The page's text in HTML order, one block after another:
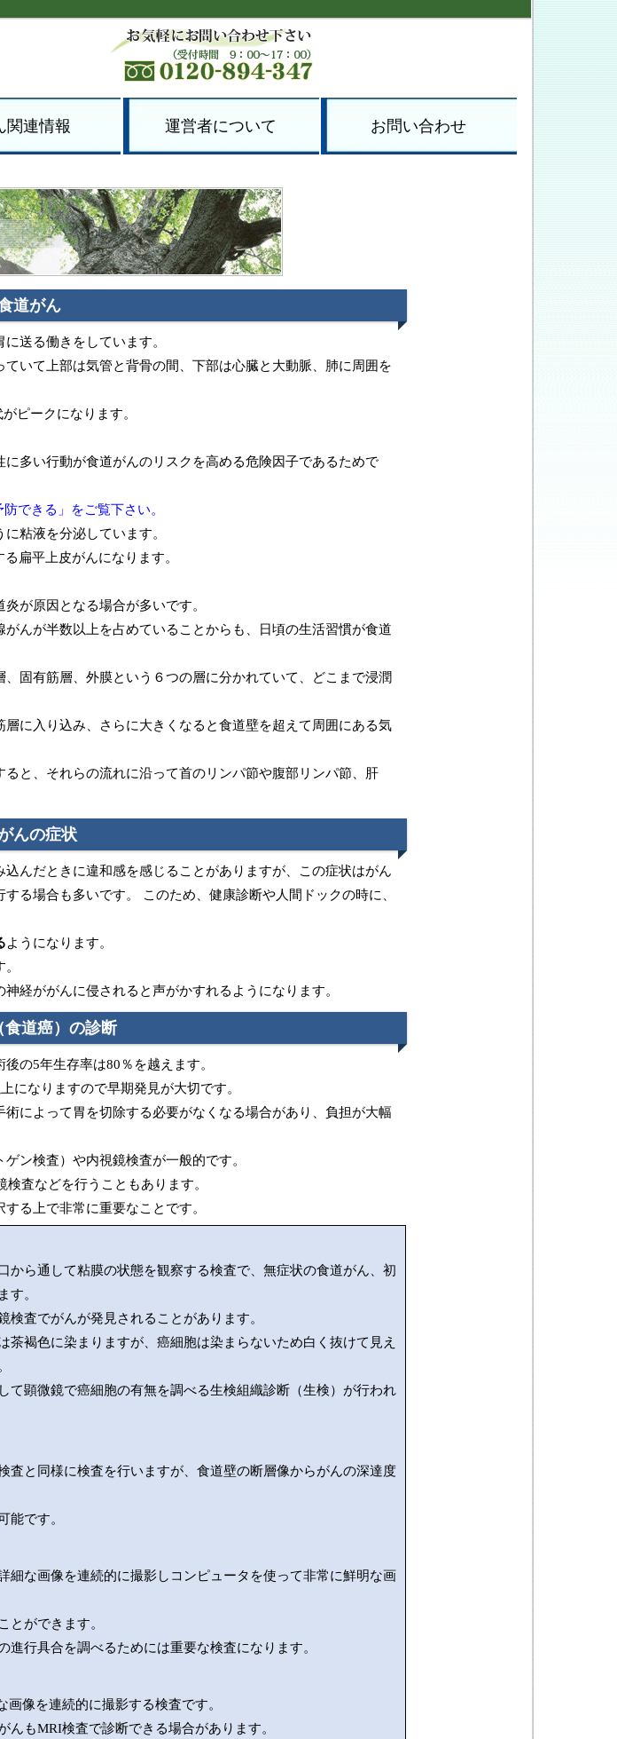
関連情報 運営者について お問い合わせ
道がん
送る働きをしています。
いて上部は気管と背骨の間、下部は心臓と大動脈、肺に周囲を
ピークになります。
に多い行動が食道がんのリスクを高める危険因子であるためで
できる」をご覧下さい。
粘液を分泌しています。
扁平上皮がんになります。
が原因となる場合が多いです。
んが半数以上を占めていることからも、日頃の生活習慣が食道
固有筋層、外膜という６つの層に分かれていて、どこまで浸潤
に入り込み、さらに大きくなると食道壁を超えて周囲にある気
と、それらの流れに沿って首のリンパ節や腹部リンパ節、肝
んの症状
んだときに違和感を感じることがありますが、この症状はがん
る場合も多いです。 このため、健康診断や人間ドックの時に、
ようになります。
経ががんに侵されると声がかすれるようになります。
食道癌）の診断
の5年生存率は80％を越えます。
になりますので早期発見が大切です。
によって胃を切除する必要がなくなる場合があり、負担が大幅
ン検査）や内視鏡検査が一般的です。
査などを行うこともあります。
る上で非常に重要なことです。
から通して粘膜の状態を観察する検査で、無症状の食道がん、初
す。
査でがんが発見されることがあります。
褐色に染まりますが、癌細胞は染まらないため白く抜けて見え
顕微鏡で癌細胞の有無を調べる生検組織診断（生検）が行われ
査と同様に検査を行いますが、食道壁の断層像からがんの深達度
能です。
細な画像を連続的に撮影しコンピュータを使って非常に鮮明な画
とができます。
行具合を調べるためには重要な検査になります。
像を連続的に撮影する検査です。
もMRI検査で診断できる場合があります。